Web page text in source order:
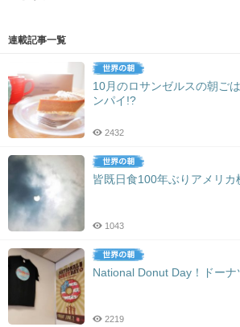
連載記事一覧
10月のロサンゼルスの朝ご
ンパイ!?
2432
皆既日食100年ぶりアメリ
1043
National Donut Day！ドーナ
2219